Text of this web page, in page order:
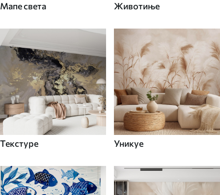
Мапе света Животиње
Текстуре Уникуе